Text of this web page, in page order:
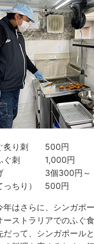
炙り刺 500円
ふぐ刺 1,000円
げ 3個300円～
っちり） 500円
はさらに、シンガポー
ラリアでのふぐ食が
、シンガポールとマ